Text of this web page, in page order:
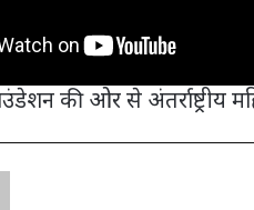
की ओर से अंतर्राष्ट्रीय